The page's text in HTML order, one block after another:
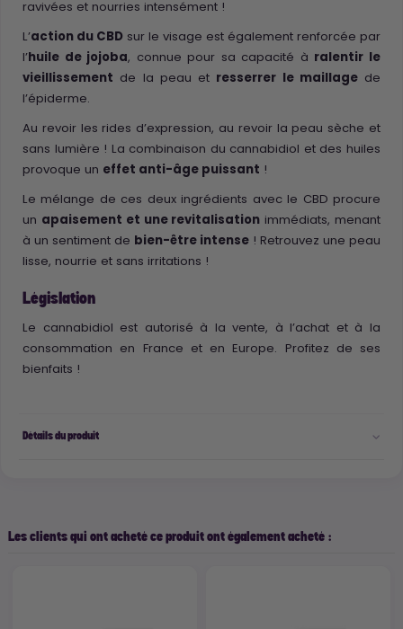
ravivées et nourries intensément !
L’action du CBD sur le visage est également renforcée par
l’huile de jojoba, connue pour sa capacité à ralentir le
vieillissement de la peau et resserrer le maillagede
l’épiderme.
Au revoir les rides d’expression, au revoir la peau sèche et
sans lumière ! La combinaison du cannabidiol et des huiles
provoque un effet anti-âge puissant !
Le mélange de ces deux ingrédients avec le CBD procure
un apaisement et une revitalisation immédiats, menant
à un sentiment de bien-être intense ! Retrouvez une peau
lisse, nourrie et sans irritations !
Législation
Le cannabidiol est autorisé à la vente, à l’achat et à la
consommation en France et en Europe. Profitez de ses
bienfaits !
Détails du produit
Les clients qui ont acheté ce produit ont également acheté :